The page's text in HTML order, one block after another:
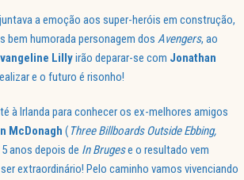
juntava a emoção aos super-heróis em construção,
bem humorada personagem dos Avengers, ao
Lillyirão deparar-se com Jonathan
e o futuro é risonho!
à Irlanda para conhecer os ex-melhores amigos
McDonagh ( Three Billboards Outside Ebbing,
anos depois de In Brugese o resultado vem
extraordinário! Pelo caminho vamos vivenciando